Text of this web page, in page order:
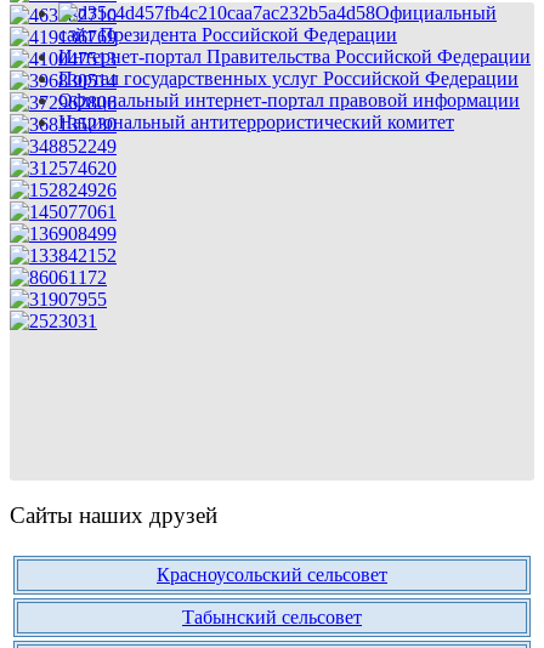
Официальный
сайт Президента Российской Федерации
Интернет-портал Правительства Российской Федерации
Портал государственных услуг Российской Федерации
Официальный интернет-портал правовой информации
Национальный антитеррористический комитет
Сайты наших друзей
Красноусольский сельсовет
Табынский сельсовет